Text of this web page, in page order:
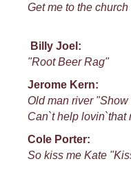
Get me to the
Billy Joel:
"Root Beer Rag"
Jerome Kern:
Old man river "Show
Can`t help lovin`that
Cole Porter:
So kiss me Kate